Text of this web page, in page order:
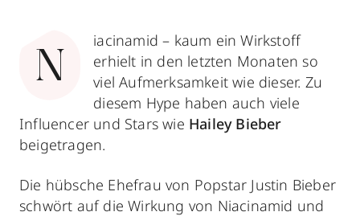
N
iacinamid – kaum ein Wirkstoff
erhielt in den letzten Monaten so
viel Aufmerksamkeit wie dieser. Zu
diesem Hype haben auch viele
Influencer und Stars wie Hailey Bieber
beigetragen.
Die hübsche Ehefrau von Popstar Justin Bieber
schwört auf die Wirkung von Niacinamid und